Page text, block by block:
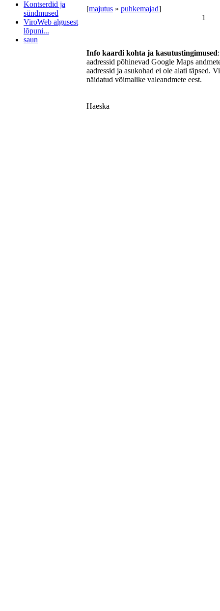
Kontserdid ja
sündmused
ViroWeb algusest
lõpuni...
saun
[majutus » puhkemajad]
1
Info kaardi kohta ja kasutustingimused
aadressid põhinevad Google Maps
aadressid ja asukohad ei ole alati täpsed.
näidatud võimalike valeandmete eest.
Haeska